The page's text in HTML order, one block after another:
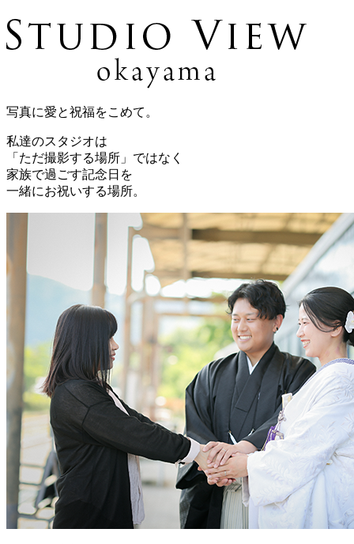
写真に愛と祝福をこめて。
私達のスタジオは
「ただ撮影する場所」ではなく
家族で過ごす記念日を
一緒にお祝いする場所。